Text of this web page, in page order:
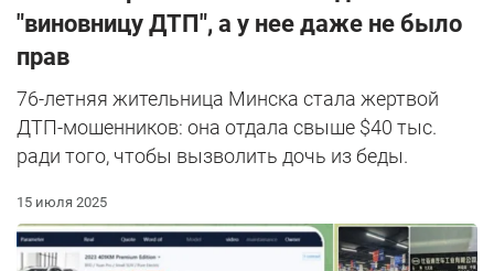
"виновницу ДТП", а у нее даже не было
прав
76-летняя жительница Минска стала жертвой
ДТП-мошенников: она отдала свыше $40 тыс.
ради того, чтобы вызволить дочь из беды.
15 июля 2025